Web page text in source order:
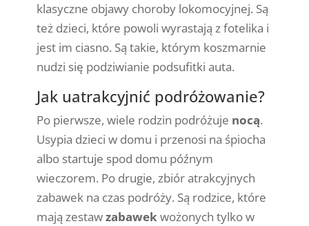
klasyczne objawy choroby lokomocyjnej. Są
też dzieci, które powoli wyrastają z fotelika i
jest im ciasno. Są takie, którym koszmarnie
nudzi się podziwianie podsufitki auta.
Jak uatrakcyjnić podróżowanie?
Po pierwsze, wiele rodzin podróżuje nocą.
Usypia dzieci w domu i przenosi na śpiocha
albo startuje spod domu późnym
wieczorem. Po drugie, zbiór atrakcyjnych
zabawek na czas podróży. Są rodzice, które
mają zestawzabawekwożonych tylko w